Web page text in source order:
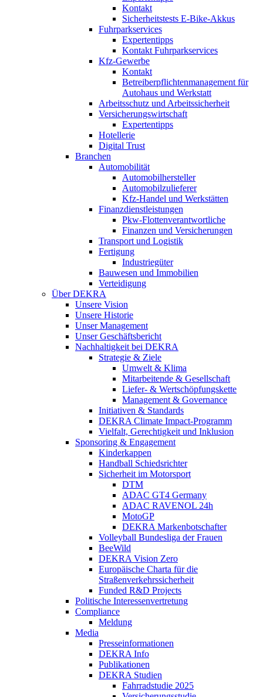
Kontakt
Sicherheitstests E-Bike-Akkus
Fuhrparkservices
Expertentipps
Kontakt Fuhrparkservices
Kfz-Gewerbe
Kontakt
Betreiberpflichtenmanagement für
Autohaus und Werkstatt
Arbeitsschutz und Arbeitssicherheit
Versicherungswirtschaft
Expertentipps
Hotellerie
Digital Trust
Branchen
Automobilität
Automobilhersteller
Automobilzulieferer
Kfz-Handel und Werkstätten
Finanzdienstleistungen
Pkw‑Flottenverantwortliche
Finanzen und Versicherungen
Transport und Logistik
Fertigung
Industriegüter
Bauwesen und Immobilien
Verteidigung
Über DEKRA
Unsere Vision
Unsere Historie
Unser Management
Unser Geschäftsbericht
Nachhaltigkeit bei DEKRA
Strategie & Ziele
Umwelt & Klima
Mitarbeitende & Gesellschaft
Liefer- & Wertschöpfungskette
Management & Governance
Initiativen & Standards
DEKRA Climate Impact-Programm
Vielfalt, Gerechtigkeit und Inklusion​
Sponsoring & Engagement
Kinderkappen
Handball Schiedsrichter
Sicherheit im Motorsport
DTM
ADAC GT4 Germany
ADAC RAVENOL 24h
MotoGP
DEKRA Markenbotschafter
Volleyball Bundesliga der Frauen
BeeWild
DEKRA Vision Zero
Europäische Charta für die
Straßenverkehrssicherheit
Funded R&D Projects
Politische Interessenvertretung
Compliance
Meldung
Media
Presseinformationen
DEKRA Info
Publikationen
DEKRA Studien
Fahrradstudie 2025